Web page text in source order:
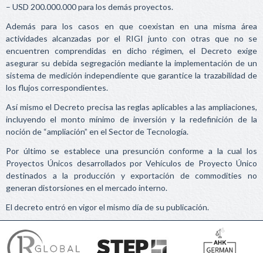
– USD 200.000.000 para los demás proyectos.
Además para los casos en que coexistan en una misma área
actividades alcanzadas por el RIGI junto con otras que no se
encuentren comprendidas en dicho régimen, el Decreto exige
asegurar su debida segregación mediante la implementación de un
sistema de medición independiente que garantice la trazabilidad de
los flujos correspondientes.
Así mismo el Decreto precisa las reglas aplicables a las ampliaciones,
incluyendo el monto mínimo de inversión y la redefinición de la
noción de “ampliación” en el Sector de Tecnología.
Por último se establece una presunción conforme a la cual los
Proyectos Únicos desarrollados por Vehículos de Proyecto Único
destinados a la producción y exportación de commodities no
generan distorsiones en el mercado interno.
El decreto entró en vigor el mismo día de su publicación.